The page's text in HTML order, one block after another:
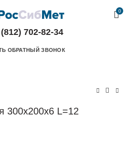
0
702-82-34
ОБРАТНЫЙ ЗВОНОК
300х200х6 L=12